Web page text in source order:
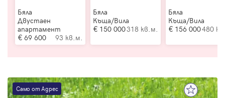
Бяла
Двустаен
апартамент
69 600
93 кв.м.
Бяла
Къща/Вила
150 000318 кв.м.
Бяла
Къща/Вила
156 000480
Само от Адрес